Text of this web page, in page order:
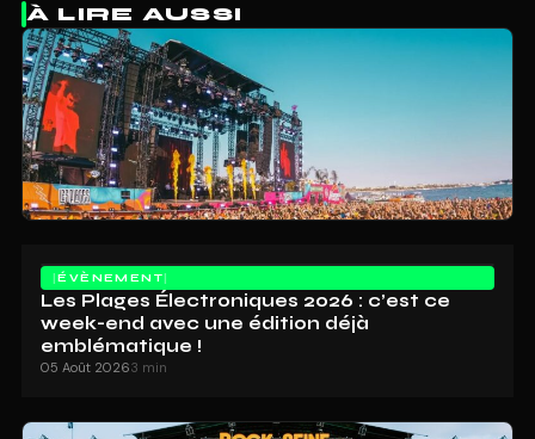
À LIRE AUSSI
ÉVÈNEMENT
Les Plages Électroniques 2026 : c’est ce
week-end avec une édition déjà
emblématique !
05 Août 20263 min